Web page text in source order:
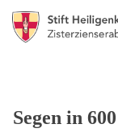
Segen in